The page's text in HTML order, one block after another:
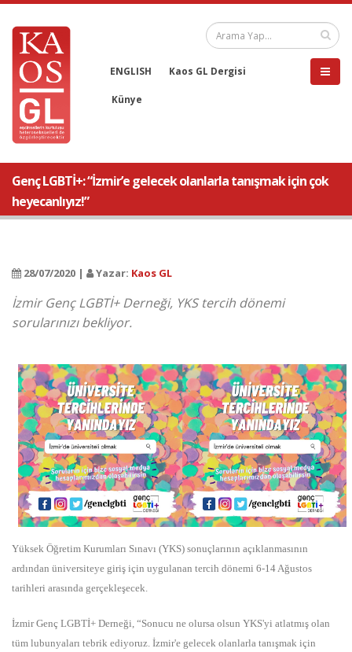
ENGLISH Kaos GL Dergisi
Künye
Genç LGBTİ+: “İzmir’e gelecek olanlarla tanışmak için çok
heyecanlıyız!”
28/07/2020 | Yazar: Kaos GL
İzmir Genç LGBTİ+ Derneği, YKS tercih dönemi
sorularınızı bekliyor.
Yüksek Öğretim Kurumları Sınavı (YKS) sonuçlarının açıklanmasının
ardından üniversiteye giriş için uygulanan tercih dönemi 6-14 Ağustos
tarihleri arasında gerçekleşecek.
İzmir Genç LGBTİ+ Derneği, “Sonucu ne olursa olsun YKS'yi atlatmış olan
tüm lubunyaları tebrik ediyoruz. İzmir'e gelecek olanlarla tanışmak için